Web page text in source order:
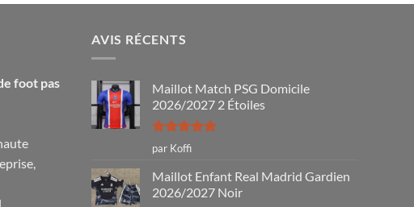
foot pas
AVIS RÉCENTS
Maillot Match PSG Domicile
2026/2027 2 Étoiles
Note5sur
5
par Koffi
Maillot Enfant Real Madrid Gardien
2026/2027 Noir